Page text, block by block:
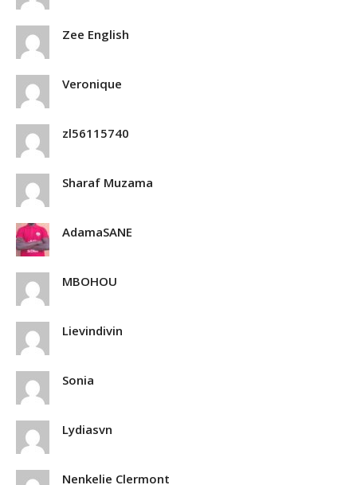
Zee English
Veronique
zl56115740
Sharaf Muzama
AdamaSANE
MBOHOU
Lievindivin
Sonia
Lydiasvn
Nenkelie Clermont